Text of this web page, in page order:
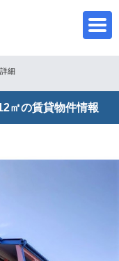
細
㎡の賃貸物件情報